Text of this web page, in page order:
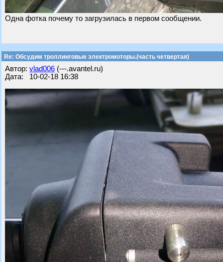
Одна фотка почему то загрузилась в первом сообщении.
Re: Обсудим троллинговые электромоторы.(часть четвертая)
Автор: vlad006 (---.avantel.ru)
Дата: 10-02-18 16:38